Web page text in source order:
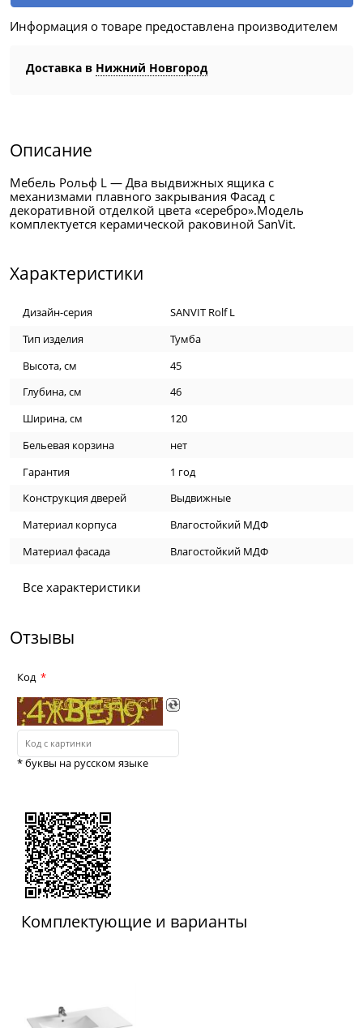
Информация о товаре предоставлена производителем
Доставка в Нижний Новгород
Описание
Мебель Рольф L — Два выдвижных ящика с
механизмами плавного закрывания Фасад с
декоративной отделкой цвета «серебро».Модель
комплектуется керамической раковиной SanVit.
Характеристики
Дизайн-серия
SANVIT Rolf L
Тип изделия
Тумба
Высота, см
45
Глубина, см
46
Ширина, см
120
Бельевая корзина
нет
Гарантия
1 год
Конструкция дверей
Выдвижные
Материал корпуса
Влагостойкий МДФ
Материал фасада
Влагостойкий МДФ
Все характеристики
Отзывы
Код
* буквы на русском языке
Комплектующие и варианты